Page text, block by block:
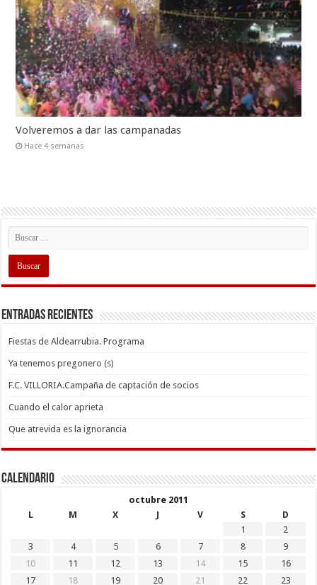
Volveremos a dar las campanadas
Hace 4 semanas
Entradas recientes
Fiestas de Aldearrubia. Programa
Ya tenemos pregonero (s)
F.C. VILLORIA.Campaña de captación de socios
Cuando el calor aprieta
Que atrevida es la ignorancia
Calendario
octubre 2011
L
M X J V S
D
1
2
3
4 5 6 7 8
9
10
11 12 13 14 15
16
17
18 19 20 21 22
23